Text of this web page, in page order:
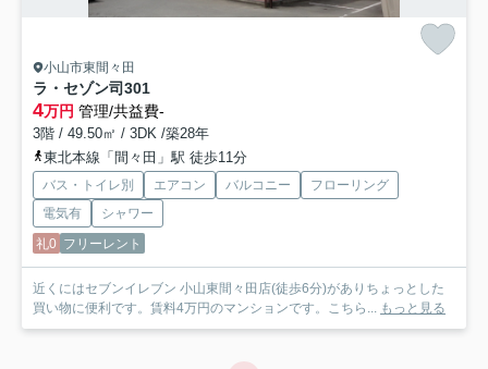
小山市東間々田
ラ・セゾン司301
4万円 管理/共益費-
3階 / 49.50㎡ / 3DK /築28年
東北本線「間々田」駅 徒歩11分
バス・トイレ別 エアコン バルコニー
フローリング
電気有
シャワー
礼0 フリーレント
近くにはセブンイレブン 小山東間々田店(徒歩6分)がありちょっとした
買い物に便利です。賃料4万円のマンションです。こちら... もっと見る